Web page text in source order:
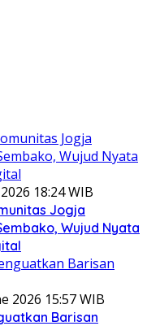
18:24 WIB
Jogja
Wujud Nyata
2026 15:57 WIB
Barisan